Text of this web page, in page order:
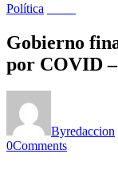
Política
Gobierno
por COVID
Byredaccion
0Comments